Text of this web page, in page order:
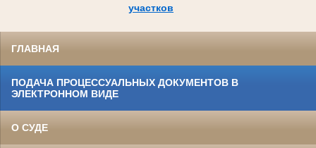
участков
ГЛАВНАЯ
ПОДАЧА ПРОЦЕССУАЛЬНЫХ ДОКУМЕНТОВ В
ЭЛЕКТРОННОМ ВИДЕ
О СУДЕ